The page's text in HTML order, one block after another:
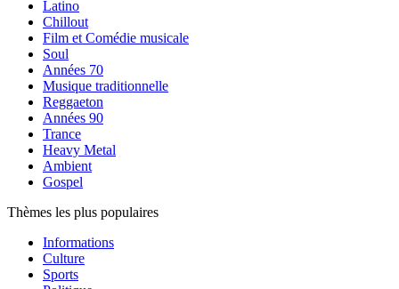
Latino
Chillout
Film et Comédie musicale
Soul
Années 70
Musique traditionnelle
Reggaeton
Années 90
Trance
Heavy Metal
Ambient
Gospel
Thèmes les plus populaires
Informations
Culture
Sports